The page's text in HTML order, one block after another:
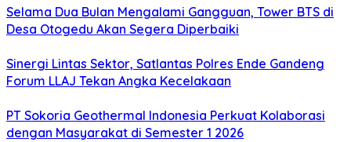
Selama Dua Bulan Mengalami Gangguan, Tower BTS di
Desa Otogedu Akan Segera Diperbaiki
Sinergi Lintas Sektor, Satlantas Polres Ende Gandeng
Forum LLAJ Tekan Angka Kecelakaan
PT Sokoria Geothermal Indonesia Perkuat Kolaborasi
dengan Masyarakat di Semester 1 2026